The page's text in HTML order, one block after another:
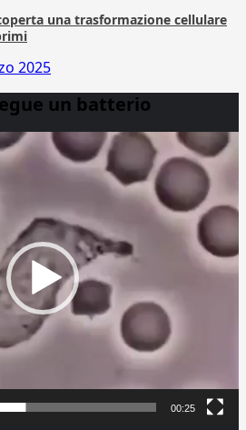
una trasformazione cellulare
2025
un batterio
00:25